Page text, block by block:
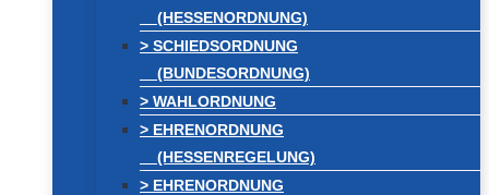
(HESSENORDNUNG)
> SCHIEDSORDNUNG
(BUNDESORDNUNG)
> WAHLORDNUNG
> EHRENORDNUNG
(HESSENREGELUNG)
> EHRENORDNUNG